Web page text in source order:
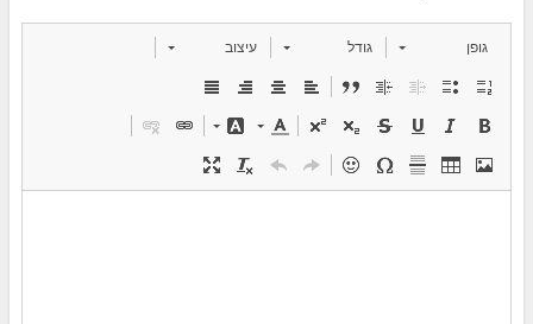
גופן גודל עיצוב